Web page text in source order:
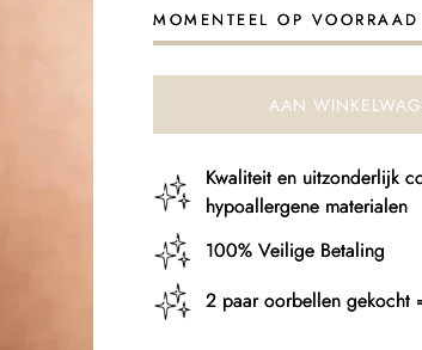
MOMENTEEL OP VOORRAAD
AAN
Kwaliteit en uitzonderlijk
hypoallergene materialen
100% Veilige Betaling
2 paar oorbellen gekocht